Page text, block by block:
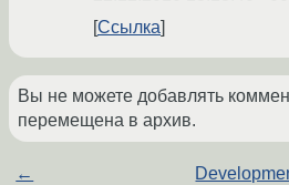
Ссылка
Вы не можете добавлять
перемещена в архив.
←